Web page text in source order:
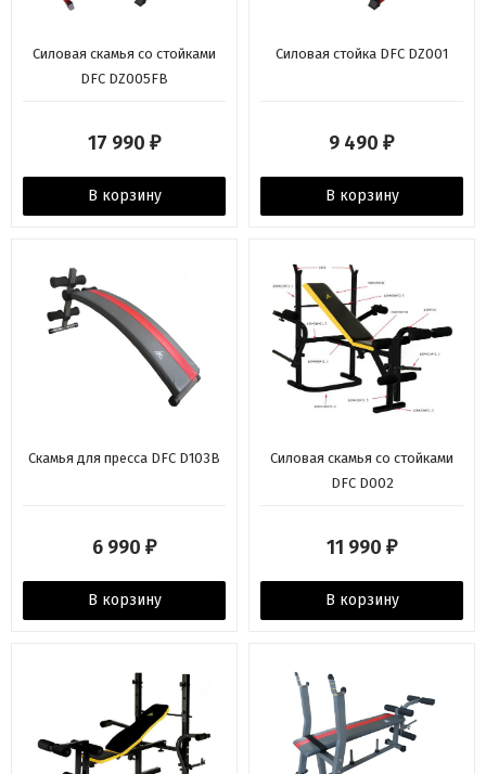
Силовая скамья со стойками
DFC DZ005FB
17 990 ₽
В корзину
Силовая стойка DFC DZ001
9 490 ₽
В корзину
Скамья для пресса DFC D103B
6 990 ₽
В корзину
Силовая скамья со стойками
DFC D002
11 990 ₽
В корзину